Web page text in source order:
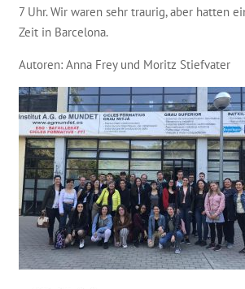
7 Uhr. Wir waren sehr traurig, aber hatten
Zeit in Barcelona.
Autoren: Anna Frey und Moritz Stiefvater